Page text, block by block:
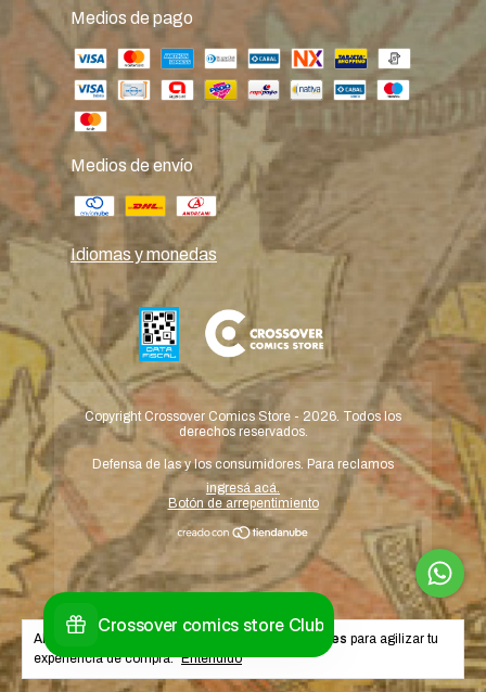
Al navegar por este sitio aceptás el uso de cookies para agilizar tu
experiencia de compra. Entendido
Medios de pago
Medios de envío
Idiomas y monedas
Copyright Crossover Comics Store - 2026. Todos los
derechos reservados.
Defensa de las y los consumidores. Para reclamos
ingresá acá.
Botón de arrepentimiento